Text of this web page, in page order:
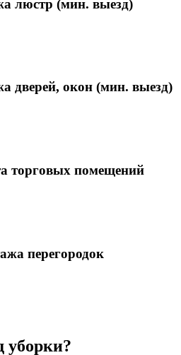
люстр (мин. выезд)
дверей, окон (мин. выезд)
торговых помещений
перегородок
уборки?